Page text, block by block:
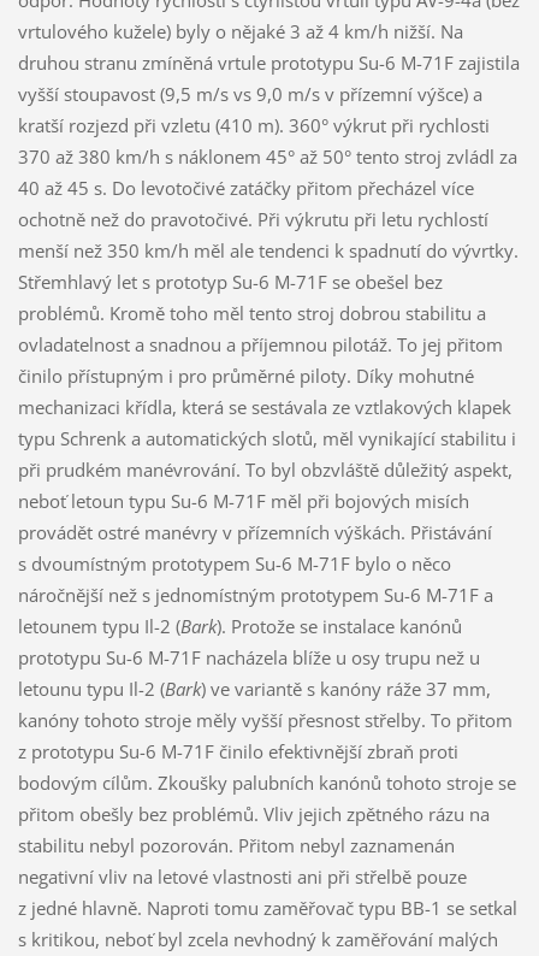
vrtulového kužele) byly o nějaké 3 až 4 km/h nižší. Na
druhou stranu zmíněná vrtule prototypu Su-6 M-71F zajistila
vyšší stoupavost (9,5 m/s vs 9,0 m/s v přízemní výšce) a
kratší rozjezd při vzletu (410 m). 360° výkrut při rychlosti
370 až 380 km/h s náklonem 45° až 50° tento stroj zvládl za
40 až 45 s. Do levotočivé zatáčky přitom přecházel více
ochotně než do pravotočivé. Při výkrutu při letu rychlostí
menší než 350 km/h měl ale tendenci k spadnutí do vývrtky.
Střemhlavý let s prototyp Su-6 M-71F se obešel bez
problémů. Kromě toho měl tento stroj dobrou stabilitu a
ovladatelnost a snadnou a příjemnou pilotáž. To jej přitom
činilo přístupným i pro průměrné piloty. Díky mohutné
mechanizaci křídla, která se sestávala ze vztlakových klapek
typu Schrenk a automatických slotů, měl vynikající stabilitu i
při prudkém manévrování. To byl obzvláště důležitý aspekt,
neboť letoun typu Su-6 M-71F měl při bojových misích
provádět ostré manévry v přízemních výškách. Přistávání
s dvoumístným prototypem Su-6 M-71F bylo o něco
náročnější než s jednomístným prototypem Su-6 M-71F a
letounem typu Il-2 (Bark). Protože se instalace kanónů
prototypu Su-6 M-71F nacházela blíže u osy trupu než u
letounu typu Il-2 (Bark) ve variantě s kanóny ráže 37 mm,
kanóny tohoto stroje měly vyšší přesnost střelby. To přitom
z prototypu Su-6 M-71F činilo efektivnější zbraň proti
bodovým cílům. Zkoušky palubních kanónů tohoto stroje se
přitom obešly bez problémů. Vliv jejich zpětného rázu na
stabilitu nebyl pozorován. Přitom nebyl zaznamenán
negativní vliv na letové vlastnosti ani při střelbě pouze
z jedné hlavně. Naproti tomu zaměřovač typu BB-1 se setkal
s kritikou, neboť byl zcela nevhodný k zaměřování malých